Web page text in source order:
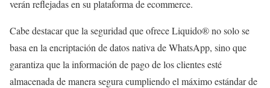
verán reflejadas en su plataforma de ecommerce.
Cabe destacar que la seguridad que ofrece Liquido® no solo se
basa en la encriptación de datos nativa de WhatsApp, sino que
garantiza que la información de pago de los clientes esté
almacenada de manera segura cumpliendo el máximo estándar de